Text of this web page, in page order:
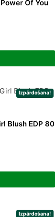
Of You
€.
Izpārdošana!
Blush EDP 80
€.
Izpārdošana!